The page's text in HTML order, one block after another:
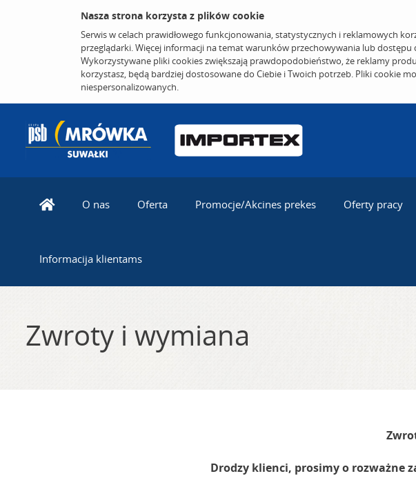
Nasza strona korzysta z plików cookie
Serwis w celach prawidłowego funkcjonowania, statystycznych i reklamowych
przeglądarki. Więcej informacji na temat warunków przechowywania lub
Wykorzystywane pliki cookies zwiększają prawdopodobieństwo, że reklamy
korzystasz, będą bardziej dostosowane do Ciebie i Twoich potrzeb. Pliki cookie
niespersonalizowanych.
O nas Oferta Promocje/Akcines prekes Oferty pracy
Informacija klientams
Zwroty i wymiana
Drodzy klienci, prosimy o rozważne